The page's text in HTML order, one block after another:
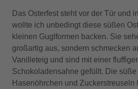
Das Osterfest steht vor der Tür und
wollte ich unbedingt diese süßen
kleinen Guglformen backen. Sie
großartig aus, sondern schmecken
Vanilleteig und sind mit einer
Schokoladensahne gefüllt. Die
Hasenöhrchen und Zuckerstreuseln